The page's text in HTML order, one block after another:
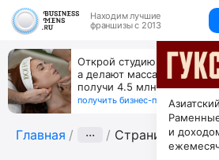
Находим лучшие
франшизы с 2013
Открой студию, где не
а делают массаж лица
получи 4.5 млн
получить бизнес-план ↓
Главная ··· Страница 10
и